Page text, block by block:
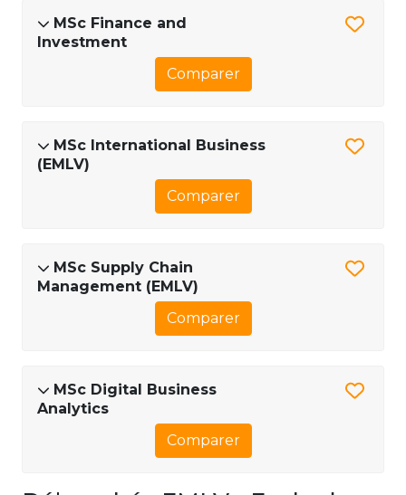
MSc Finance and
Investment
Comparer
MSc International Business
(EMLV)
Comparer
MSc Supply Chain
Management (EMLV)
Comparer
MSc Digital Business
Analytics
Comparer